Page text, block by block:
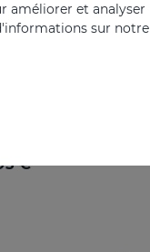
€
améliorer et analyser
sur notre